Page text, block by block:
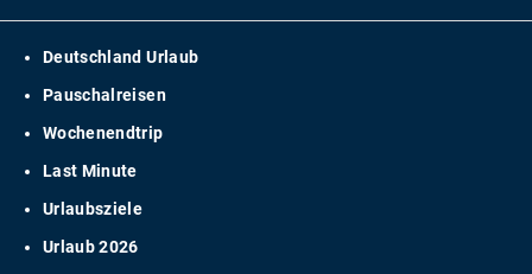
Deutschland Urlaub
Pauschalreisen
Wochenendtrip
Last Minute
Urlaubsziele
Urlaub 2026